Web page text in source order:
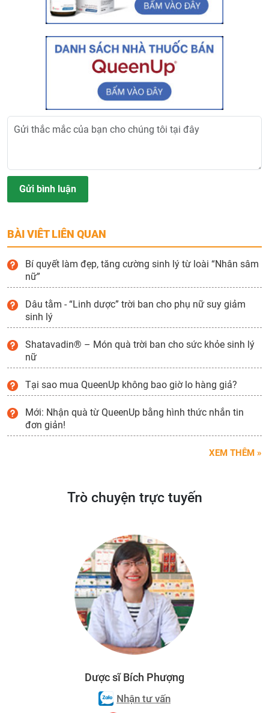
Gửi bình luận
BÀI VIÊT LIÊN QUAN
Bí quyết làm đẹp, tăng cường sinh lý từ loài “Nhân sâm
nữ”
Dâu tằm - “Linh dược” trời ban cho phụ nữ suy giảm
sinh lý
Shatavadin® – Món quà trời ban cho sức khỏe sinh lý
nữ
Tại sao mua QueenUp không bao giờ lo hàng giả?
Mới: Nhận quà từ QueenUp bằng hình thức nhắn tin
đơn giản!
XEM THÊM »
Trò chuyện trực tuyến
Dược sĩ Bích Phượng
Nhận tư vấn